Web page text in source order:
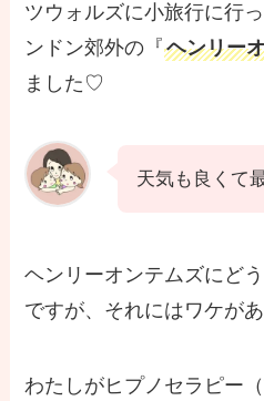
ツウォルズに小旅行に行
ンドン郊外の『ヘンリー
ました♡
天気も良くて
ヘンリーオンテムズにど
ですが、それにはワケがあ
わたしがヒプノセラピー